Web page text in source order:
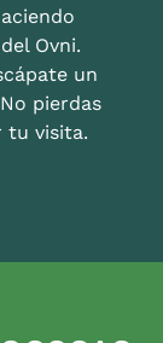
Ovni.
un
pierdas
tu visita.